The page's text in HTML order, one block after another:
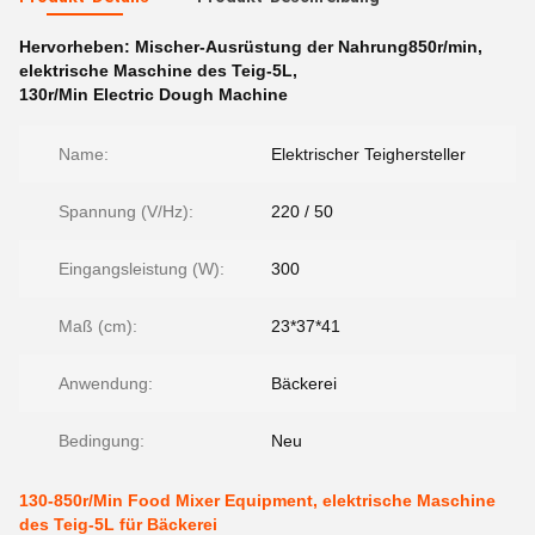
Hervorheben: Mischer-Ausrüstung der Nahrung850r/min,
elektrische Maschine des Teig-5L,
130r/Min Electric Dough Machine
Name: Elektrischer Teighersteller
Spannung (V/Hz): 220 / 50
Eingangsleistung (W): 300
Maß (cm): 23*37*41
Anwendung: Bäckerei
Bedingung: Neu
130-850r/Min Food Mixer Equipment, elektrische Maschine
des Teig-5L für Bäckerei